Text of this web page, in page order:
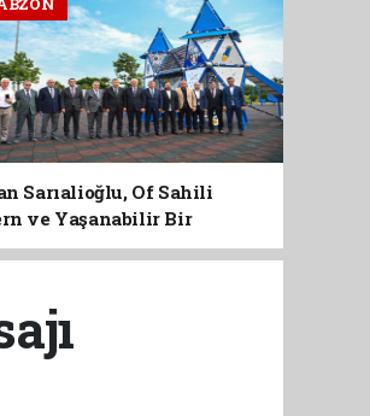
Sarıalioğlu, Of Sahili
ve Yaşanabilir Bir
Kavuşuyor